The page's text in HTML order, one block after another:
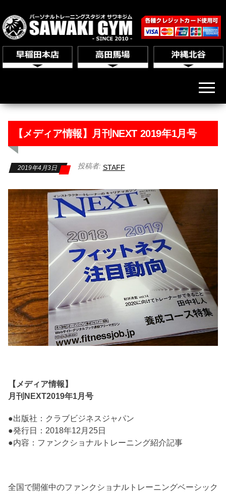
【メディア情報】月刊NEXT 2019年1月号
2019年4月3日 投稿者: STAFF
【メディア情報】
月刊NEXT2019年1月号
●出版社：クラブビジネスジャパン
●発行日：2018年12月25日
●内容：ファンクショナルトレーニング紹介記事
全国で開催中のファンクショナルトレーニングベーシック